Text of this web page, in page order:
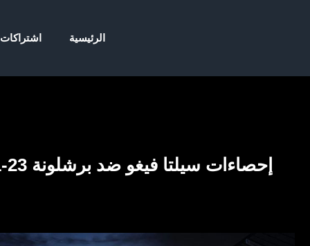
الرئيسية اشتراكات
إحصاءات سيلتا فيغو ضد برشلونة 23-11-2024 الدوري الإسباني